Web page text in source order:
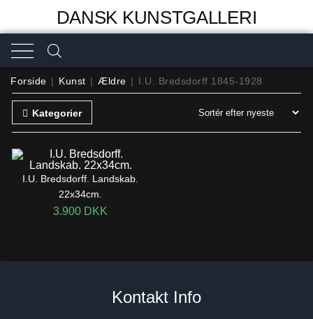
DANSK KUNSTGALLERI
Forside | Kunst | Ældre | I.U. Bredsdorff 1845-1928
Kategorier
I.U. Bredsdorff. Landskab.
22x34cm.
3.900 DKK
Kontakt Info